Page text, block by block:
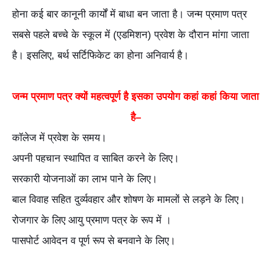
होना कई बार कानूनी कार्यों में बाधा बन जाता है। जन्म प्रमाण पत्र
सबसे पहले बच्चे के स्कूल में (एडमिशन) प्रवेश के दौरान मांगा जाता
है। इसलिए, बर्थ सर्टिफिकेट का होना अनिवार्य है।
जन्म प्रमाण पत्र क्यों महत्वपूर्ण है इसका उपयोग कहां कहां किया जाता
है–
कॉलेज में प्रवेश के समय।
अपनी पहचान स्थापित व साबित करने के लिए।
सरकारी योजनाओं का लाभ पाने के लिए।
बाल विवाह सहित दुर्व्यवहार और शोषण के मामलों से लड़ने के लिए।
रोजगार के लिए आयु प्रमाण पत्र के रूप में ।
पासपोर्ट आवेदन व पूर्ण रूप से बनवाने के लिए।